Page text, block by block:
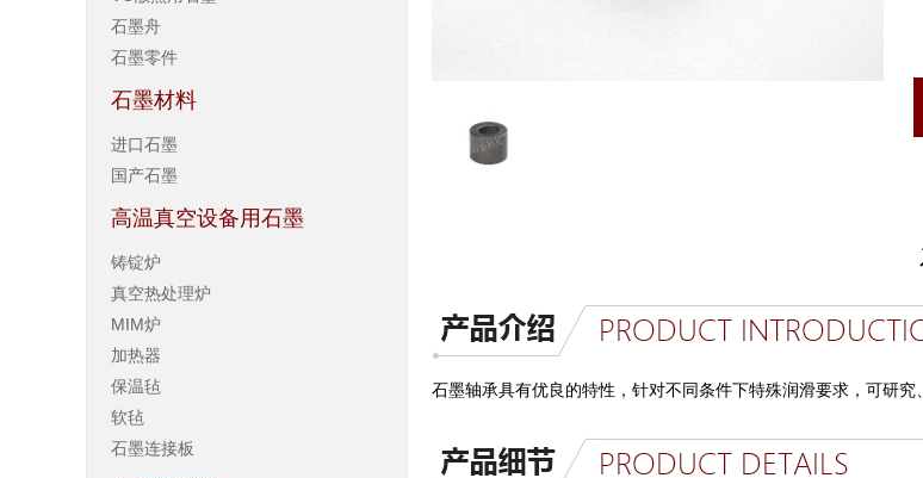
石墨舟
石墨零件
石墨材料
进口石墨
国产石墨
高温真空设备用石墨
铸锭炉
真空热处理炉
MIM炉
加热器
保温毡
软毡
石墨连接板
石墨轴承具有优良的特性，针对不同条件下特殊润滑要求，可研